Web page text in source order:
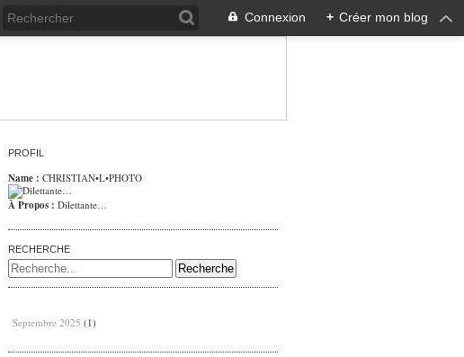
Connexion + Créer mon blog
PROFIL
Name : CHRISTIAN•L•PHOTO
À Propos : Dilettante…
RECHERCHE
Septembre 2025 (1)